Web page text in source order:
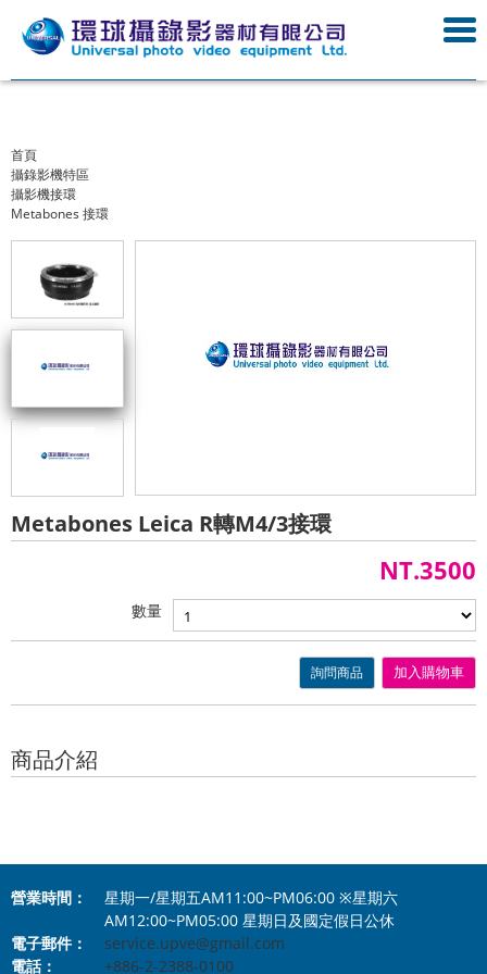
首頁
攝錄影機特區
攝影機接環
Metabones 接環
Metabones Leica R轉M4/3接環
NT.3500
數量
詢問商品 加入購物車
商品介紹
營業時間：
星期一/星期五AM11:00~PM06:00 ※星期六
AM12:00~PM05:00 星期日及國定假日公休
電子郵件：
service.upve@gmail.com
電話：
+886-2-2388-0100